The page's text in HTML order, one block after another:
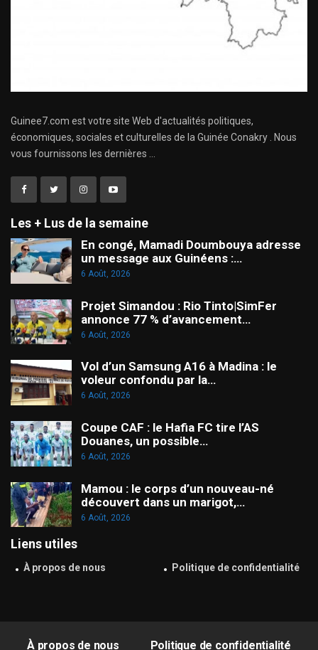
Guinee7.com est votre site Web d'actualités politiques,
économiques, sociales et culturelles de la Guinée Conakry . Nous
vous fournissons les dernières ...
Les + Lus de la semaine
En congé, Mamadi Doumbouya adresse
un message aux Guinéens :…
6 Août, 2026
Projet Simandou : Rio Tinto|SimFer
annonce 77 % d’avancement…
6 Août, 2026
Vol d’un Samsung A16 à Madina : le
voleur confondu par la…
6 Août, 2026
Coupe CAF : le Hafia FC tire l’AS
Douanes, un possible…
6 Août, 2026
Mamou : le corps d’un nouveau-né
découvert dans un marigot,…
6 Août, 2026
Liens utiles
À propos de nous Politique de confidentialité
À propos de nous Politique de confidentialité